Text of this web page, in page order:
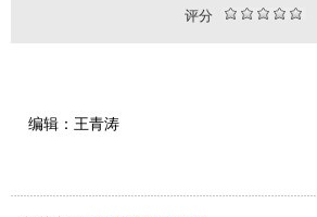
评分
编辑：王青涛